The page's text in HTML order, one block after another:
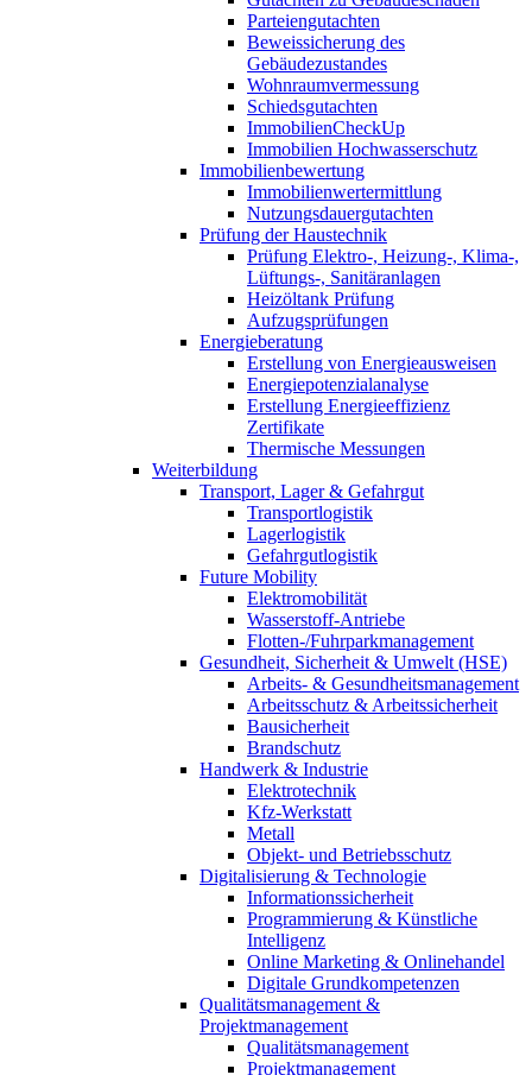
Parteiengutachten
Beweissicherung des
Gebäudezustandes
Wohnraumvermessung
Schiedsgutachten
ImmobilienCheckUp
Immobilien Hochwasserschutz
Immobilienbewertung
Immobilienwertermittlung
Nutzungsdauergutachten
Prüfung der Haustechnik
Prüfung Elektro-, Heizung-, Klima-,
Lüftungs-, Sanitäranlagen
Heizöltank Prüfung
Aufzugsprüfungen
Energieberatung
Erstellung von Energieausweisen
Energiepotenzialanalyse
Erstellung Energieeffizienz
Zertifikate
Thermische Messungen
Weiterbildung
Transport, Lager & Gefahrgut
Transportlogistik
Lagerlogistik
Gefahrgutlogistik
Future Mobility
Elektromobilität
Wasserstoff-Antriebe
Flotten-/Fuhrparkmanagement
Gesundheit, Sicherheit & Umwelt (HSE)
Arbeits- & Gesundheitsmanagement
Arbeitsschutz & Arbeitssicherheit
Bausicherheit
Brandschutz
Handwerk & Industrie
Elektrotechnik
Kfz-Werkstatt
Metall
Objekt- und Betriebsschutz
Digitalisierung & Technologie
Informationssicherheit
Programmierung & Künstliche
Intelligenz
Online Marketing & Onlinehandel
Digitale Grundkompetenzen
Qualitätsmanagement &
Projektmanagement
Qualitätsmanagement
Projektmanagement